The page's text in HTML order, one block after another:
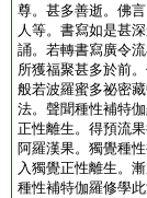
尊。甚多善逝。佛
人等。書寫如是甚
誦。若轉書寫廣令
所獲福聚甚多於前
般若波羅蜜多祕密
法。聲聞種性補特
正性離生。得預流
阿羅漢果。獨覺種
入獨覺正性離生。
種性補特伽羅修學